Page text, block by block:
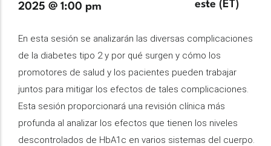
2025 @ 1:00 pm horaria
este (ET)
Description
En esta sesión se analizarán las diversas complicaciones
de la diabetes tipo 2 y por qué surgen y cómo los
promotores de salud y los pacientes pueden trabajar
juntos para mitigar los efectos de tales complicaciones.
Esta sesión proporcionará una revisión clínica más
profunda al analizar los efectos que tienen los niveles
descontrolados de HbA1c en varios sistemas del cuerpo.